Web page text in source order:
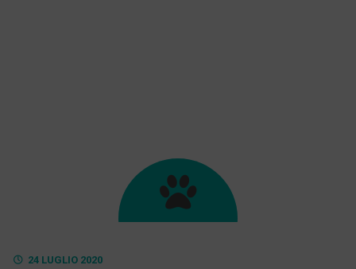
24 LUGLIO 2020